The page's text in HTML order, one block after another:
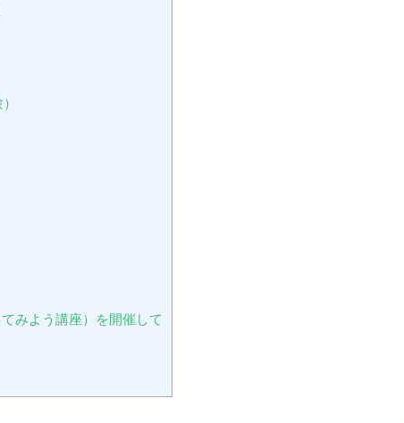
みよう講座）を開催して